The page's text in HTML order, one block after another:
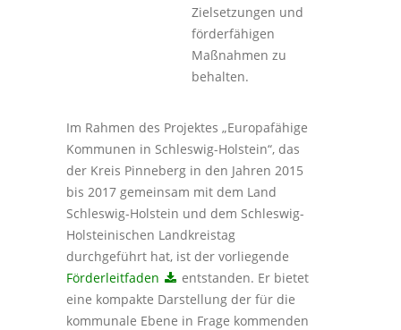
Zielsetzungen und
förderfähigen
Maßnahmen zu
behalten.
Im Rahmen des Projektes „Europafähige
Kommunen in Schleswig-Holstein“, das
der Kreis Pinneberg in den Jahren 2015
bis 2017 gemeinsam mit dem Land
Schleswig-Holstein und dem Schleswig-
Holsteinischen Landkreistag
durchgeführt hat, ist der vorliegende
Förderleitfaden
entstanden. Er bietet
eine kompakte Darstellung der für die
kommunale Ebene in Frage kommenden